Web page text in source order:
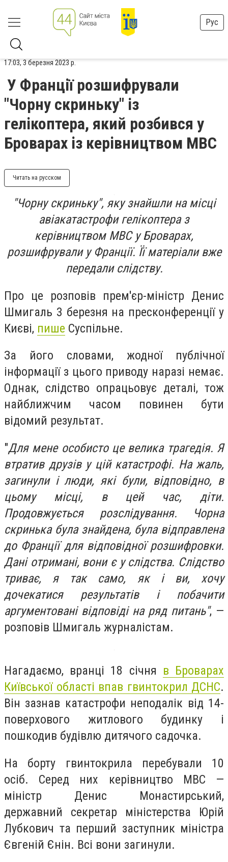
Рус
17:03, 3 березня 2023 р.
У Франції розшифрували
"Чорну скриньку" із
гелікоптера, який розбився у
Броварах із керівництвом МВС
Читать на русском
"Чорну скриньку", яку знайшли на місці
авіакатастрофи гелікоптера з
керівництвом МВС у Броварах,
розшифрували у Франції. Її матеріали вже
передали слідству.
Про це розповів прем'єр-міністр Денис
Шмигаль 3 березня на пресконференції у
Києві, пише Суспільне.
За його словами, жодної публічної
інформації з цього приводу наразі немає.
Однак, слідство опрацьовує деталі, тож
найближчим часом повинен бути
відомий результат.
"Для мене особисто це велика трагедія. Я
втратив друзів у цій катастрофі. На жаль,
загинули і люди, які були, відповідно, в
цьому місці, в цей час, діти.
Продовжується розслідування. Чорна
скринька була знайдена, була відправлена
до Франції для відповідної розшифровки.
Дані отримані, вони є у слідства. Слідство
триває, я так само, як і ви, хочу
дочекатися результатів і побачити
аргументовані відповіді на ряд питань", —
розповів Шмигаль журналістам.
Нагадаємо, вранці 18 січня в Броварах
Київської області впав гвинтокрил ДСНС.
Він зазнав катастрофи неподалік від 14-
поверхового житлового будинку і
пошкодив будівлю дитячого садочка.
На борту гвинтокрила перебували 10
осіб. Серед них керівництво МВС —
міністр Денис Монастирський,
державний секретар міністерства Юрій
Лубкович та перший заступник міністра
Євгеній Єнін. Всі вони загинули.